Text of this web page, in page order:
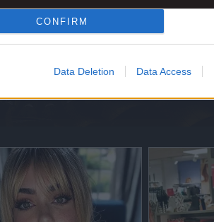
CONFIRM
Data Deletion Data Access